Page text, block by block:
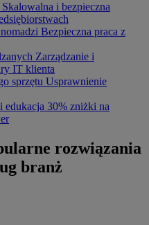
Skalowalna i bezpieczna
Bezpieczna praca z
Zarządzanie i
IT klienta
sprzętu Usprawnienie
edukacja 30% zniżki na
rozwiązania
branż